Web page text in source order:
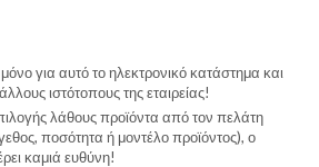
μόνο για αυτό το ηλεκτρονικό κατάστημα και
ιστότοπους της εταιρείας!
λάθους προϊόντα από τον πελάτη
ποσότητα ή μοντέλο προϊόντος), ο
καμιά ευθύνη!